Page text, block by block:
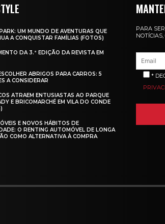
UM MUNDO DE AVENTURAS QUE
A CONQUISTAR FAMÍLIAS (FOTOS)
DA 3.ª EDIÇÃO DA REVISTA EM
ABRIGOS PARA CARROS: 5
A CONSIDERAR
ATRAEM ENTUSIASTAS AO PARQUE
E BRICOMARCHÉ EM VILA DO CONDE
E NOVOS HÁBITOS DE
O RENTING AUTOMÓVEL DE LONGA
COMO ALTERNATIVA À COMPRA
PARA
*